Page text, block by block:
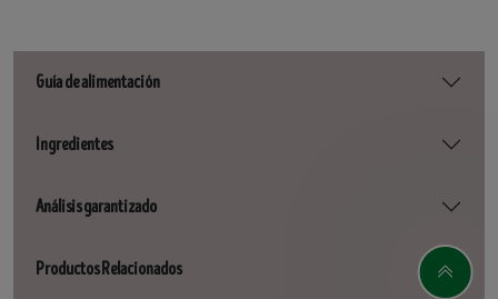
Guía de alimentación
Ingredientes
Análisis garantizado
Productos Relacionados